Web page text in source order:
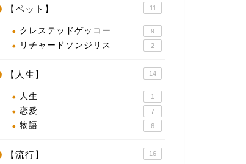
【ペット】 11
クレステッドゲッコー 9
リチャードソンジリス 2
【人生】 14
人生 1
恋愛 7
物語 6
【流行】 16